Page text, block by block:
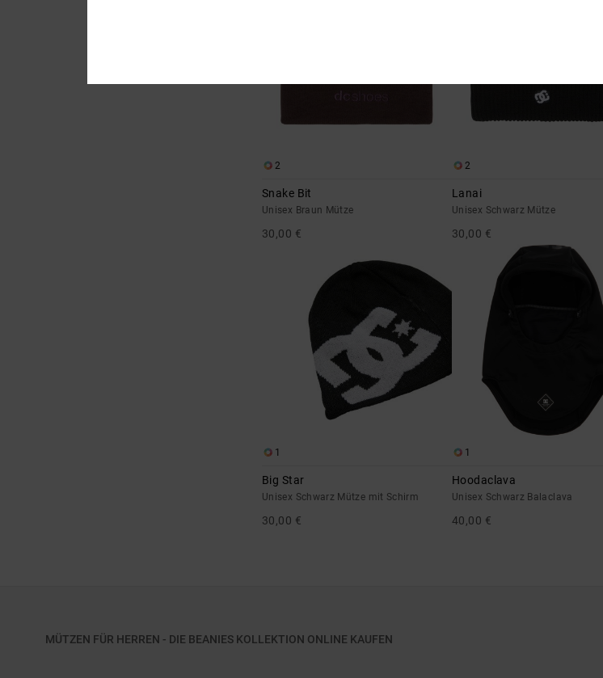
2
Snake Bit
Unisex Braun Mütze
30,00 €
2
Lanai
Unisex Schwarz Mütze
30,00 €
1
Big Star
Unisex Schwarz Mütze mit Schirm
30,00 €
1
Hoodaclava
Unisex Schwarz Balaclava
40,00 €
MÜTZEN FÜR HERREN - DIE BEANIES KOLLEKTION ONLINE KAUFEN